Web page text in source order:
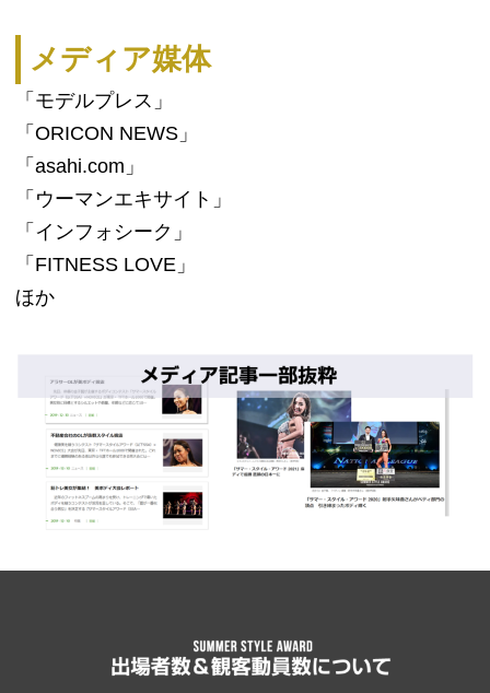
メディア媒体
「モデルプレス」
「ORICON NEWS」
「asahi.com」
「ウーマンエキサイト」
「インフォシーク」
「FITNESS LOVE」
ほか